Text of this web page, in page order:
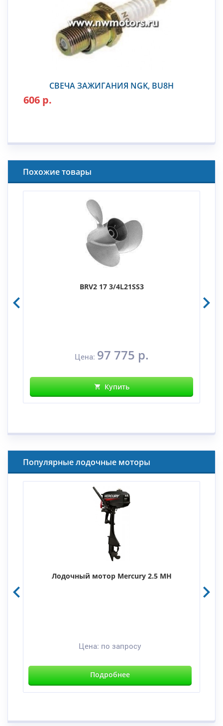
СВЕЧА ЗАЖИГАНИЯ NGK, BU8H
606 р.
Похожие товары
BRV2 17 3/4L21SS3
Цена: 97 775 р.
Купить
Популярные лодочные моторы
Лодочный мотор Mercury 2.5 MH
Цена: по запросу
Подробнее